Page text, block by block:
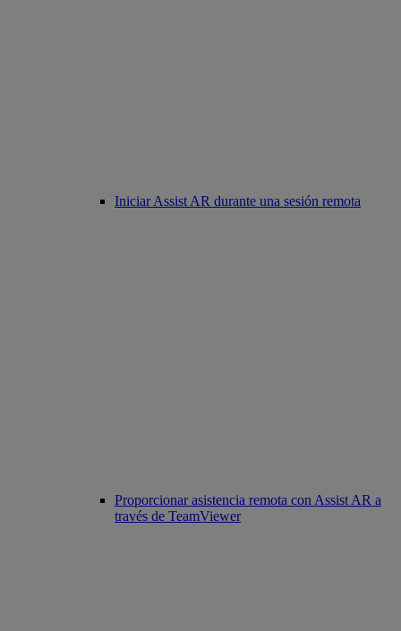
Iniciar Assist AR durante una sesión remota
Proporcionar asistencia remota con Assist AR a
través de TeamViewer